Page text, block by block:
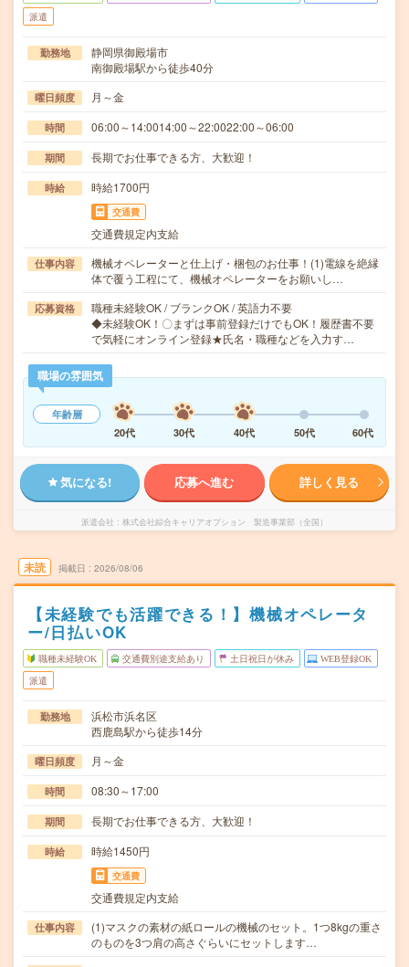
派遣
勤務地
静岡県御殿場市
南御殿場駅から徒歩40分
曜日頻度 月～金
時間 06:00～14:0014:00～22:0022:00～06:00
期間 長期でお仕事できる方、大歓迎！
時給 時給1700円
交通費
交通費規定内支給
仕事内容
機械オペレーターと仕上げ・梱包のお仕事！(1)電線を絶縁
体で覆う工程にて、機械オペレーターをお願いし…
応募資格
職種未経験OK / ブランクOK / 英語力不要
◆未経験OK！〇まずは事前登録だけでもOK！履歴書不要
で気軽にオンライン登録★氏名・職種などを入力す…
職場の雰囲気
年齢層
20代
30代 40代 50代 60代
気になる! 応募へ進む 詳しく見る
派遣会社 株式会社綜合キャリアオプション 製造事業部（全国）
未読 掲載日 2026/08/06
【未経験でも活躍できる！】機械オペレータ
ー/日払いOK
職種未経験OK 交通費別途支給あり 土日祝日が休み WEB登録OK
派遣
勤務地
浜松市浜名区
西鹿島駅から徒歩14分
曜日頻度 月～金
時間 08:30～17:00
期間 長期でお仕事できる方、大歓迎！
時給 時給1450円
交通費
交通費規定内支給
仕事内容
(1)マスクの素材の紙ロールの機械のセット。1つ8kgの重さ
のものを3つ肩の高さぐらいにセットします…